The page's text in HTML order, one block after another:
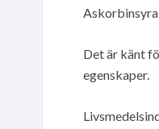
Det är känt
egenskaper.